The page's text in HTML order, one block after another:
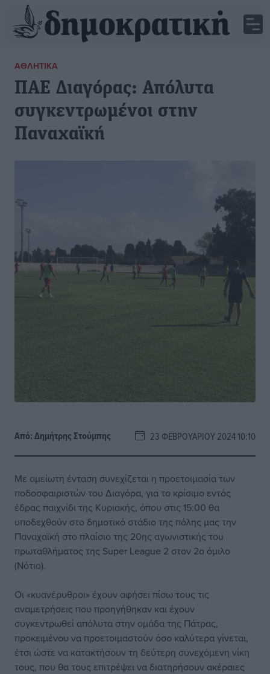
ΑΘΛΗΤΙΚΆ
ΠΑΕ Διαγόρας: Απόλυτα
συγκεντρωμένοι στην
Παναχαϊκή
Από:Δημήτρης Στούμπης 23 ΦΕΒΡΟΥΑΡΊΟΥ 2024 10:10
Με αμείωτη ένταση συνεχίζεται η προετοιμασία των
ποδοσφαιριστών του Διαγόρα, για το κρίσιμο εντός
έδρας παιχνίδι της Κυριακής, όπου στις 15:00 θα
υποδεχθούν στο δημοτικό στάδιο της πόλης μας την
Παναχαϊκή στο πλαίσιο της 20ης αγωνιστικής του
πρωταθλήματος της Super League 2 στον 2ο όμιλο
(Νότιο).
Οι «κυανέρυθροι» έχουν αφήσει πίσω τους τις
αναμετρήσεις που προηγήθηκαν και έχουν
συγκεντρωθεί απόλυτα στην ομάδα της Πάτρας,
προκειμένου να προετοιμαστούν όσο καλύτερα γίνεται,
έτσι ώστε να κατακτήσουν τη δεύτερη συνεχόμενη νίκη
τους, που θα τους επιτρέψει να διατηρήσουν ακέραιες